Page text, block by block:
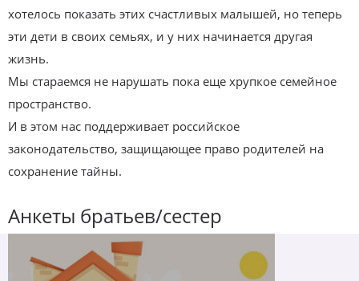
хотелось показать этих счастливых малышей, но теперь
эти дети в своих семьях, и у них начинается другая
жизнь.
Мы стараемся не нарушать пока еще хрупкое семейное
пространство.
И в этом нас поддерживает российское
законодательство, защищающее право родителей на
сохранение тайны.
Анкеты братьев/сестер